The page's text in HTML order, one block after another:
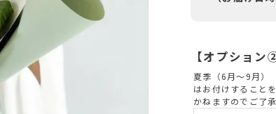
【オプショ
夏季（6月～9月）
はお付けすること
かねますのでご了